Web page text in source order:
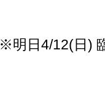
※明日4/12(日)